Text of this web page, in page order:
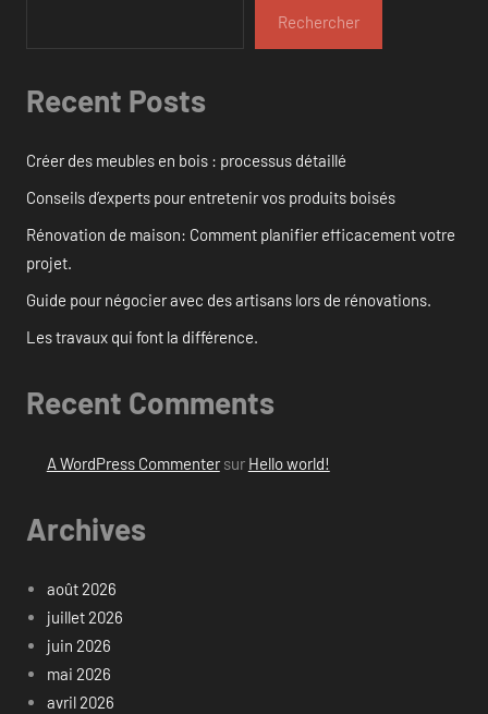
Rechercher
Recent Posts
Créer des meubles en bois : processus détaillé
Conseils d’experts pour entretenir vos produits boisés
Rénovation de maison: Comment planifier efficacement votre
projet.
Guide pour négocier avec des artisans lors de rénovations.
Les travaux qui font la différence.
Recent Comments
A WordPress Commentersur Hello world!
Archives
août 2026
juillet 2026
juin 2026
mai 2026
avril 2026